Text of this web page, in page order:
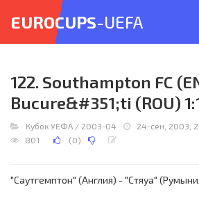
EUROCUPS-UEFA
122. Southampton FC
Bucure&#351;ti (ROU)
Кубок УЕФА / 2003-04 24-сен, 2003,
801
(0)
"Саутгемптон" (Англия) - "Стяуа"